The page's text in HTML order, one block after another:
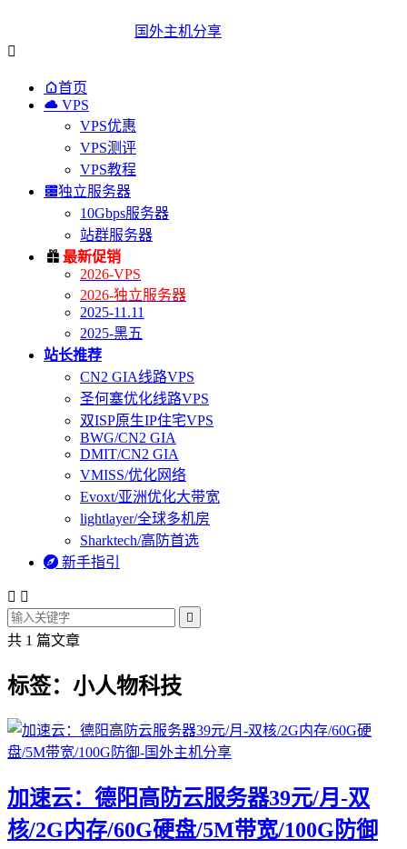
国外主机分享

首页
 VPS
VPS优惠
VPS测评
VPS教程
独立服务器
10Gbps服务器
站群服务器
 最新促销
2026-VPS
2026-独立服务器
2025-11.11
2025-黑五
站长推荐
CN2 GIA线路VPS
圣何塞优化线路VPS
双ISP原生IP住宅VPS
BWG/CN2 GIA
DMIT/CN2 GIA
VMISS/优化网络
Evoxt/亚洲优化大带宽
lightlayer/全球多机房
Sharktech/高防首选
 新手指引
 

共 1 篇文章
标签：小人物科技
加速云：德阳高防云服务器39元/月-双
核/2G内存/60G硬盘/5M带宽/100G防御